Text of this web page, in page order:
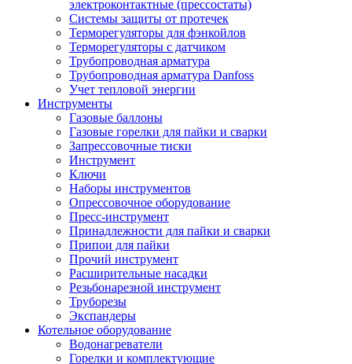
электроконтактные (прессостаты)
Системы защиты от протечек
Терморегуляторы для фэнкойлов
Терморегуляторы с датчиком
Трубопроводная арматура
Трубопроводная арматура Danfoss
Учет тепловой энергии
Инструменты
Газовые баллоны
Газовые горелки для пайки и сварки
Запрессовочные тиски
Инструмент
Ключи
Наборы инструментов
Опрессовочное оборудование
Пресс-инструмент
Принадлежности для пайки и сварки
Припои для пайки
Прочий инструмент
Расширительные насадки
Резьбонарезной инструмент
Труборезы
Экспандеры
Котельное оборудование
Водонагреватели
Горелки и комплектующие